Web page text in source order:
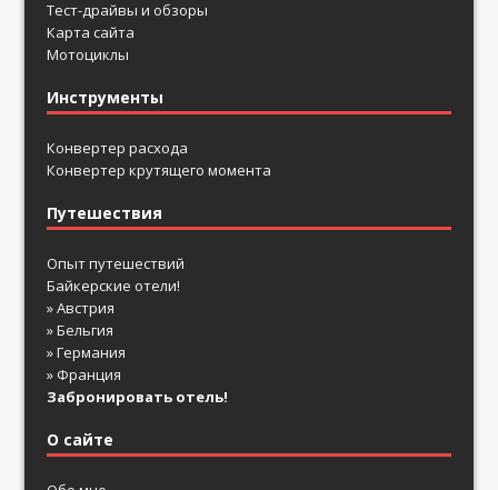
Тест-драйвы и обзоры
Карта сайта
Мотоциклы
Инструменты
Конвертер расхода
Конвертер крутящего момента
Путешествия
Опыт путешествий
Байкерские отели!
» Австрия
» Бельгия
» Германия
» Франция
Забронировать отель!
О сайте